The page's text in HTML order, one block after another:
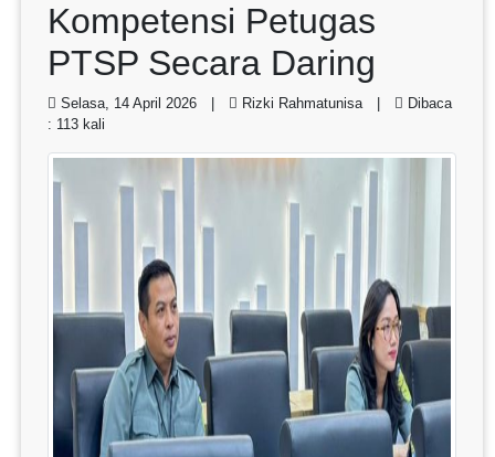
Kompetensi Petugas
PTSP Secara Daring
Selasa, 14 April 2026 | Rizki Rahmatunisa |
Dibaca
: 113 kali